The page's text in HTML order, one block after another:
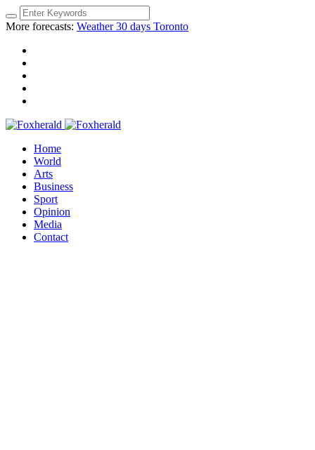
More forecasts: Weather 30 days Toronto
Home
World
Arts
Business
Sport
Opinion
Media
Contact